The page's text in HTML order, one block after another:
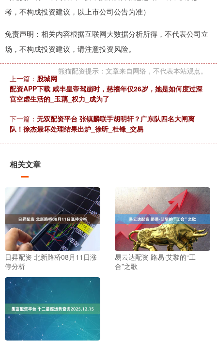
考，不构成投资建议，以上市公司公告为准）
免责声明：相关内容根据互联网大数据分析所得，不代表公司立
场，不构成投资建议，请注意投资风险。
熊猫配资提示：文章来自网络，不代表本站观点。
上一篇： 股城网
配资APP下载 咸丰皇帝驾崩时，慈禧年仅26岁，她是如何度过深
宫空虚生活的_玉藕_权力_成为了
下一篇： 无双配资平台 张镇麟联手胡明轩？广东队四名大闸离
队！徐杰最坏处理结果出炉_徐昕_杜锋_交易
相关文章
日昇配资 北新路桥08月11日涨
停分析
易云达配资 路易·艾黎的“工
合”之歌